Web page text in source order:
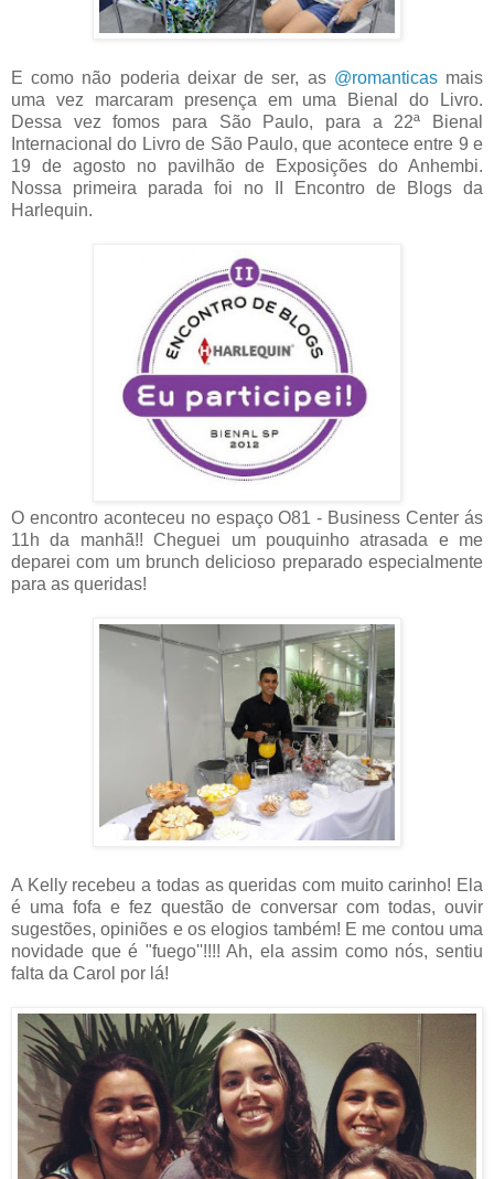
E como não poderia deixar de ser, as @romanticasmais
uma vez marcaram presença em uma Bienal do Livro.
Dessa vez fomos para São Paulo, para a 22ª Bienal
Internacional do Livro de São Paulo, que acontece entre 9 e
19 de agosto no pavilhão de Exposições do Anhembi.
Nossa primeira parada foi no II Encontro de Blogs da
Harlequin.
O encontro aconteceu no espaço O81 - Business Center ás
11h da manhã!! Cheguei um pouquinho atrasada e me
deparei com um brunch delicioso preparado especialmente
para as queridas!
A Kelly recebeu a todas as queridas com muito carinho! Ela
é uma fofa e fez questão de conversar com todas, ouvir
sugestões, opiniões e os elogios também! E me contou uma
novidade que é "fuego''!!!! Ah, ela assim como nós, sentiu
falta da Carol por lá!